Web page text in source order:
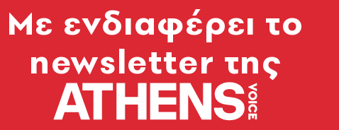
Mε ενδιαφέρει το
newsletter της